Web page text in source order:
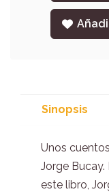
Sinopsis
Unos
Jorge
este libro,